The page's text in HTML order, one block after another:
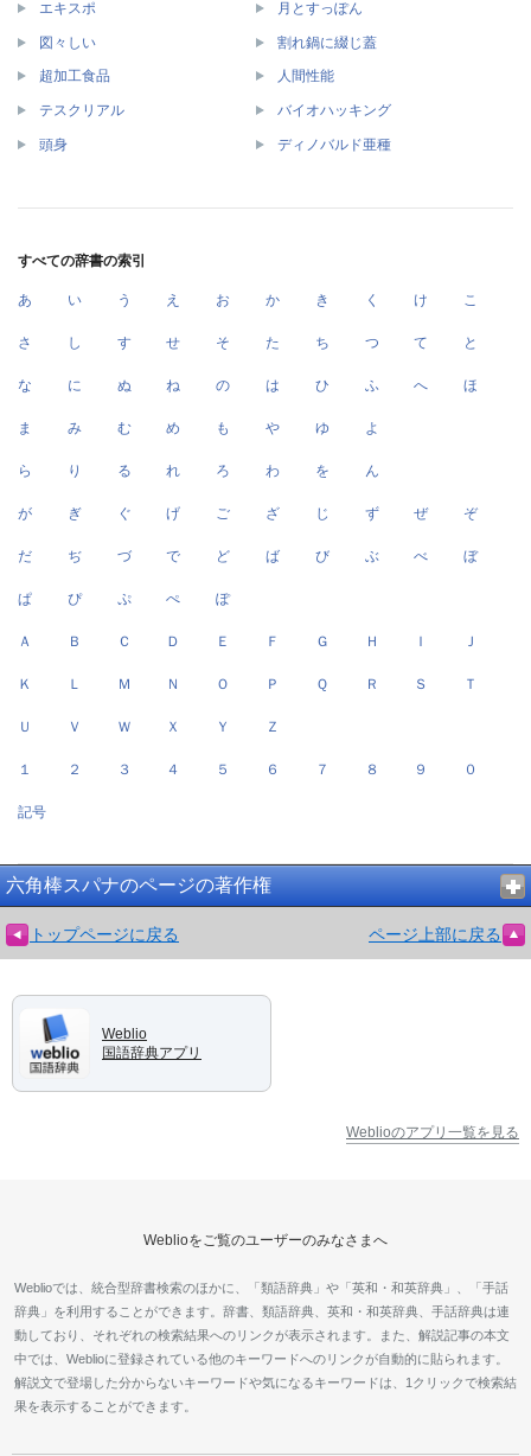
エキスポ 月とすっぽん
図々しい 割れ鍋に綴じ蓋
超加工食品 人間性能
テスクリアル バイオハッキング
頭身 ディノバルド亜種
すべての辞書の索引
あ い う え お か き く け こ
さ し す せ そ た ち つ て と
な に ぬ ね の は ひ ふ へ ほ
ま み む め も や ゆ よ
ら り る れ ろ わ を ん
が ぎ ぐ げ ご ざ じ ず ぜ ぞ
だ ぢ づ で ど ば び ぶ べ ぼ
ぱ ぴ ぷ ぺ ぽ
Ａ Ｂ Ｃ Ｄ Ｅ Ｆ Ｇ Ｈ Ｉ Ｊ
Ｋ Ｌ Ｍ Ｎ Ｏ Ｐ Ｑ Ｒ Ｓ Ｔ
Ｕ Ｖ Ｗ Ｘ Ｙ Ｚ
１ ２ ３ ４ ５ ６ ７ ８ ９ ０
記号
六角棒スパナのページの著作権
トップページに戻る ページ上部に戻る
Weblio
国語辞典アプリ
Weblioのアプリ一覧を見る
Weblioをご覧のユーザーのみなさまへ
Weblioでは、統合型辞書検索のほかに、「類語辞典」や「英和・和英辞典」、「手話
辞典」を利用することができます。辞書、類語辞典、英和・和英辞典、手話辞典は連
動しており、それぞれの検索結果へのリンクが表示されます。また、解説記事の本文
中では、Weblioに登録されている他のキーワードへのリンクが自動的に貼られます。
解説文で登場した分からないキーワードや気になるキーワードは、1クリックで検索結
果を表示することができます。